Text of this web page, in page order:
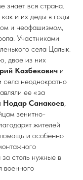
знает вся страна.
и их деды в годы
и неофашизмом,
Участниками
села Цалык.
двое из них
Казбекович и
села неоднократно
ее «за
Нодар Санакоев,
зенитно-
жителей
и особенно
столь нужные в
военного